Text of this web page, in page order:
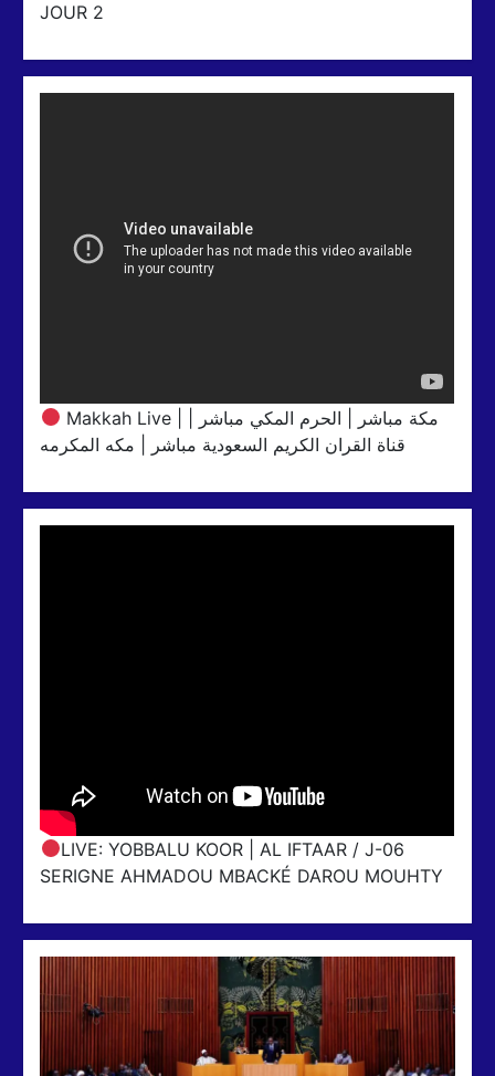
JOUR 2
Makkah Live | مكة مباشر | الحرم المكي مباشر |
قناة القران الكريم السعودية مباشر | مكه المكرمه
LIVE: YOBBALU KOOR | AL IFTAAR / J-06
SERIGNE AHMADOU MBACKÉ DAROU MOUHTY